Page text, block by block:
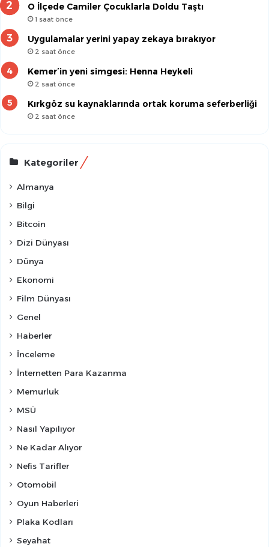
O İlçede Camiler Çocuklarla Doldu Taştı
1 saat önce
Uygulamalar yerini yapay zekaya bırakıyor
2 saat önce
Kemer’in yeni simgesi: Henna Heykeli
2 saat önce
Kırkgöz su kaynaklarında ortak koruma seferberliği
2 saat önce
Kategoriler
Almanya
Bilgi
Bitcoin
Dizi Dünyası
Dünya
Ekonomi
Film Dünyası
Genel
Haberler
İnceleme
İnternetten Para Kazanma
Memurluk
MSÜ
Nasıl Yapılıyor
Ne Kadar Alıyor
Nefis Tarifler
Otomobil
Oyun Haberleri
Plaka Kodları
Seyahat